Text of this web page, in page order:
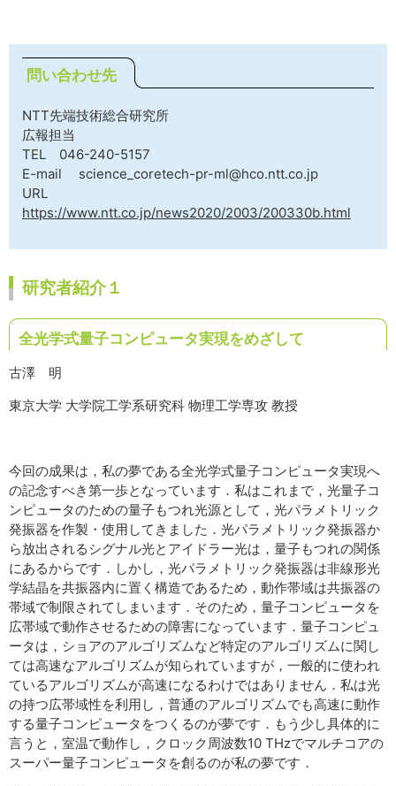
問い合わせ先
NTT先端技術総合研究所
広報担当
TEL 046-240-5157
E-mail science_coretech-pr-ml@hco.ntt.co.jp
URL
https://www.ntt.co.jp/news2020/2003/200330b.html
研究者紹介１
全光学式量子コンピュータ実現をめざして
古澤 明
東京大学 大学院工学系研究科 物理工学専攻 教授
今回の成果は，私の夢である全光学式量子コンピュータ実現へ
の記念すべき第一歩となっています．私はこれまで，光量子コ
ンピュータのための量子もつれ光源として，光パラメトリック
発振器を作製・使用してきました．光パラメトリック発振器か
ら放出されるシグナル光とアイドラー光は，量子もつれの関係
にあるからです．しかし，光パラメトリック発振器は非線形光
学結晶を共振器内に置く構造であるため，動作帯域は共振器の
帯域で制限されてしまいます．そのため，量子コンピュータを
広帯域で動作させるための障害になっています．量子コンピュ
ータは，ショアのアルゴリズムなど特定のアルゴリズムに関し
ては高速なアルゴリズムが知られていますが，一般的に使われ
ているアルゴリズムが高速になるわけではありません．私は光
の持つ広帯域性を利用し，普通のアルゴリズムでも高速に動作
する量子コンピュータをつくるのが夢です．もう少し具体的に
言うと，室温で動作し，クロック周波数10 THzでマルチコアの
スーパー量子コンピュータを創るのが私の夢です．